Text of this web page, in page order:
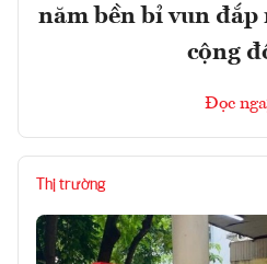
năm bền bỉ vun
cộng
Đọc
Thị trường